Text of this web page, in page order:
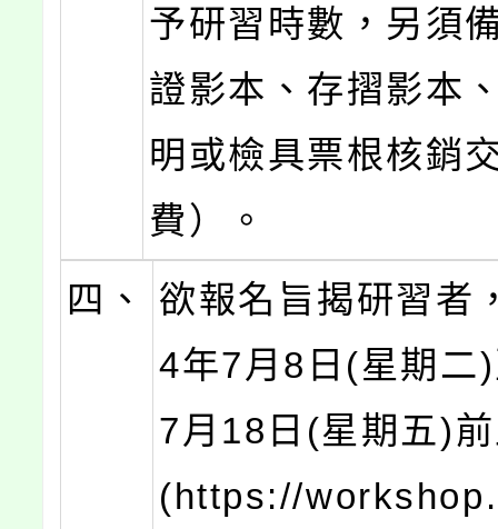
予研習時數，另須
證影本、存摺影本
明或檢具票根核銷
費）。
四、
欲報名旨揭研習者
4年7月8日(星期二
7月18日(星期五)
(https://